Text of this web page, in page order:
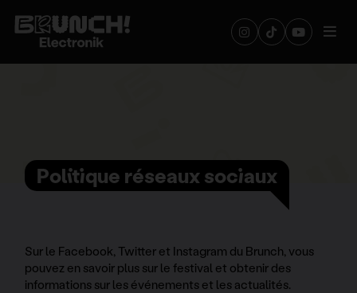
Politique réseaux sociaux
Sur le Facebook, Twitter et Instagram du Brunch, vous
pouvez en savoir plus sur le festival et obtenir des
informations sur les événements et les actualités.